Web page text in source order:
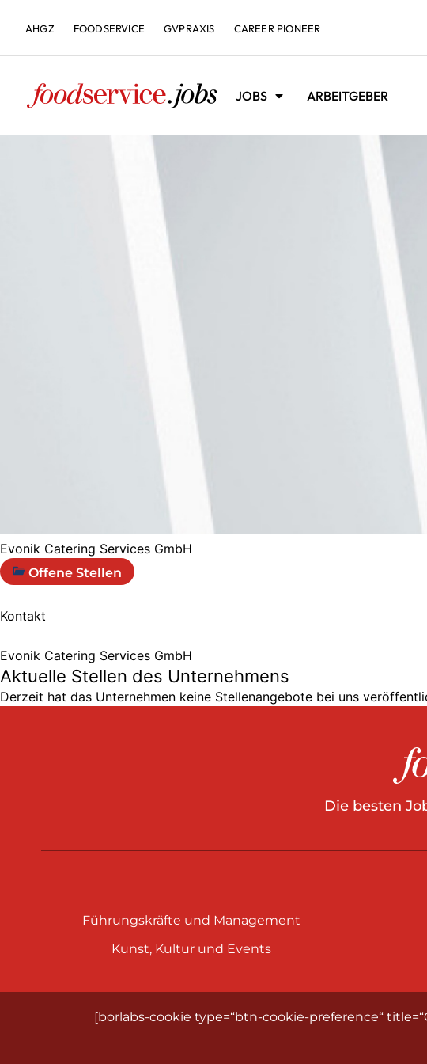
AHGZ FOODSERVICE GVPRAXIS CAREER PIONEER
JOBS ARBEITGEBER
Evonik Catering Services GmbH
Offene Stellen
Kontakt
Evonik Catering Services GmbH
Aktuelle Stellen des Unternehmens
Derzeit hat das Unternehmen keine Stellenangebote bei uns
Die besten
Führungskräfte und Management
Kunst, Kultur und Events
[borlabs-cookie type=“btn-cookie-preference“